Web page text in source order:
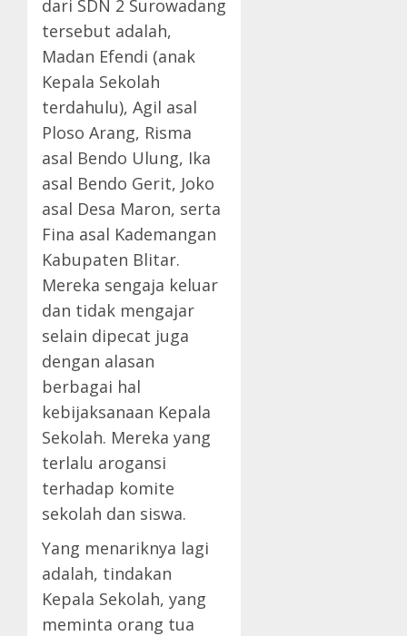
dari SDN 2 Surowadang
tersebut adalah,
Madan Efendi (anak
Kepala Sekolah
terdahulu), Agil asal
Ploso Arang, Risma
asal Bendo Ulung, Ika
asal Bendo Gerit, Joko
asal Desa Maron, serta
Fina asal Kademangan
Kabupaten Blitar.
Mereka sengaja keluar
dan tidak mengajar
selain dipecat juga
dengan alasan
berbagai hal
kebijaksanaan Kepala
Sekolah. Mereka yang
terlalu arogansi
terhadap komite
sekolah dan siswa.
Yang menariknya lagi
adalah, tindakan
Kepala Sekolah, yang
meminta orang tua